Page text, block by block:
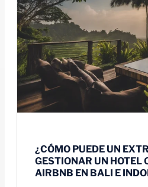
¿CÓMO PUEDE UN
GESTIONAR UN HOTEL
AIRBNB EN BALI E